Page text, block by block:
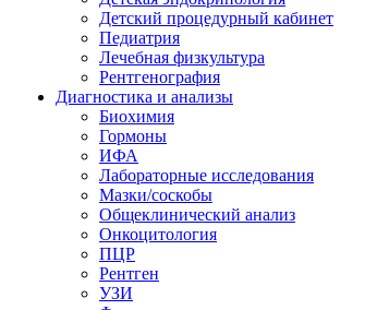
Детский процедурный кабинет
Педиатрия
Лечебная физкультура
Рентгенография
Диагностика и анализы
Биохимия
Гормоны
ИФА
Лабораторные исследования
Мазки/соскобы
Общеклинический анализ
Онкоцитология
ПЦР
Рентген
УЗИ